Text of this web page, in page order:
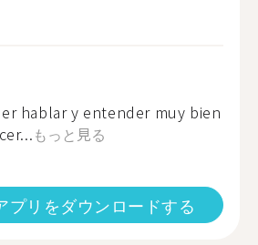
hablar y entender muy bien
もっと見る
プリをダウンロードする